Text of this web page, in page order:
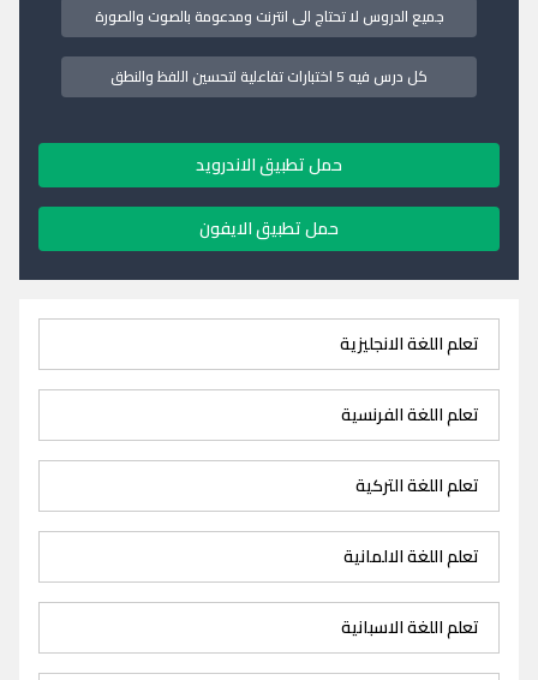
جميع الدروس لا تحتاج الى انترنت ومدعومة بالصوت والصورة
كل درس فيه 5 اختبارات تفاعلية لتحسين اللفظ والنطق
حمل تطبيق الاندرويد
حمل تطبيق الايفون
تعلم اللغة الانجليزية
تعلم اللغة الفرنسية
تعلم اللغة التركية
تعلم اللغة الالمانية
تعلم اللغة الاسبانية